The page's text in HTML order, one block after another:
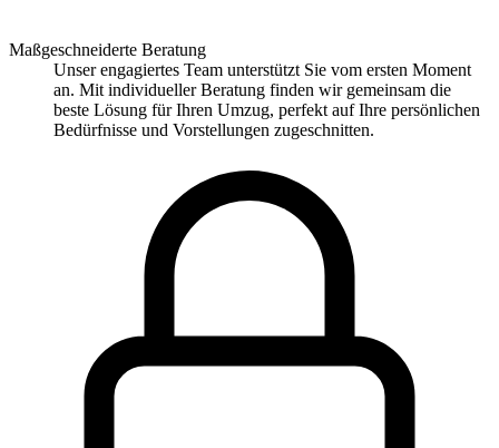
Maßgeschneiderte Beratung
Unser engagiertes Team unterstützt Sie vom ersten Moment
an. Mit individueller Beratung finden wir gemeinsam die
beste Lösung für Ihren Umzug, perfekt auf Ihre persönlichen
Bedürfnisse und Vorstellungen zugeschnitten.